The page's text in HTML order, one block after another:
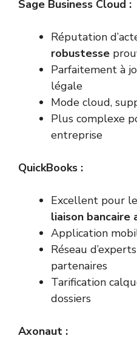
Sage Business Cloud :
Réputation
robustesse
Parfaitement à
légale
Mode cloud,
Plus complexe
entreprise
QuickBooks :
Excellent pour
liaison bancaire
Application
Réseau
partenaires
Tarification
dossiers
Axonaut :